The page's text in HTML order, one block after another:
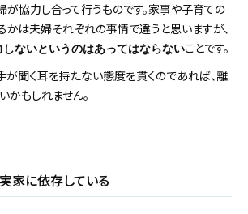
が協力し合って行うものです。家事や子育ての
かは夫婦それぞれの事情で違うと思いますが、
しないというのはあってはならないことです。
が聞く耳を持たない態度を貫くのであれば、離
かもしれません。
家に依存している